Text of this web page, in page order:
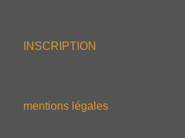
INSCRIPTION
mentions légales